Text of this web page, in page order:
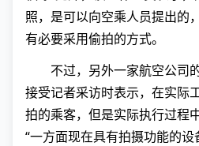
照，是可以向空乘人员提出的
有必要采用偷拍的方式。
不过，另外一家航空公司
接受记者采访时表示，在实际
拍的乘客，但是实际执行过程
“一方面现在具有拍摄功能的